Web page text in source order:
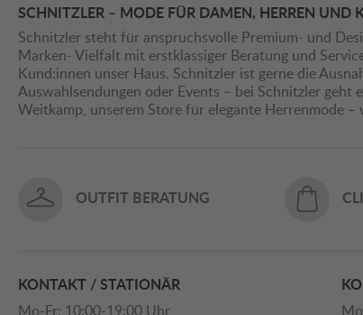
SCHNITZLER – MODE FÜR DAMEN, HERREN
Schnitzler steht für anspruchsvolle Premium- und
Marken- Vielfalt mit erstklassiger Beratung und
Kund:innen unser Haus. Schnitzler ist gerne die
Auswahlsendungen oder Events – bei Schnitzler
Weitkamp, unserem Store für elegante Herrenmode
OUTFIT BERATUNG
KONTAKT / STATIONÄR
Mo-Fr: 10:00-19:00 Uhr